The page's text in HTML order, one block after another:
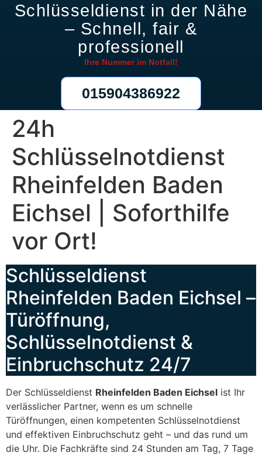
Schlüsseldienst in der Nähe
– Schnell, fair &
professionell
Ihre Nummer im Notfall!
015904386922
24h
Schlüsselnotdienst
Rheinfelden Baden
Eichsel | Soforthilfe
vor Ort!
Schlüsseldienst
Rheinfelden Baden Eichsel –
Türöffnung,
Schlüsselnotdienst &
Einbruchschutz 24/7
Der Schlüsseldienst Rheinfelden Baden Eichsel ist Ihr
verlässlicher Partner, wenn es um schnelle
Türöffnungen, einen kompetenten Schlüsselnotdienst
und effektiven Einbruchschutz geht – und das rund um
die Uhr. Die Fachkräfte sind 24 Stunden am Tag, 7 Tage